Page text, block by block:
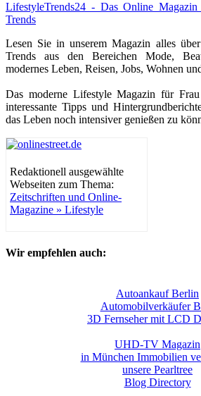
LifestyleTrends24 - Das Online
Trends
Lesen Sie in unserem Magazin alles
Trends aus den Bereichen Mode,
modernes Leben, Reisen, Jobs, Wohnen
Das moderne Lifestyle Magazin für
interessante Tipps und
das Leben noch intensiver genießen zu
Redaktionell ausgewählte
Webseiten zum Thema:
Zeitschriften und Online-
Magazine » Lifestyle
Wir empfehlen auch:
Autoankauf Berlin
Automobilverkäufer
3D Fernseher mit LCD
UHD-TV Magazin
in München Immobilien
unsere Pearltree
Blog Directory